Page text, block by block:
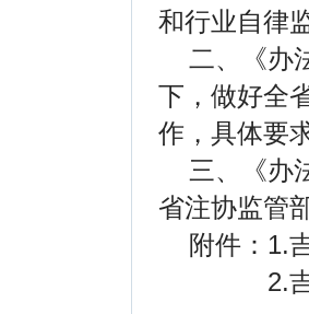
和行业自律
二、《办
下，做好全
作，具体要
三、《办
省注协监管
附件：1.
2.吉林